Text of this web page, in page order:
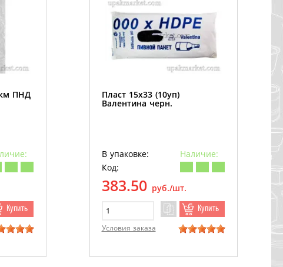
ПНД
Купить
Пласт 15х33 (10уп)
Валентина черн.
В упаковке:
Наличие:
Код:
383.50 руб./шт.
Купить
Условия заказа